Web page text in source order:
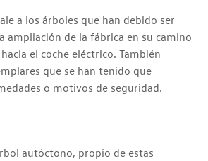
a los árboles que han debido ser
ampliación de la fábrica en su camino
el coche eléctrico. También
que se han tenido que
o motivos de seguridad.
autóctono, propio de estas